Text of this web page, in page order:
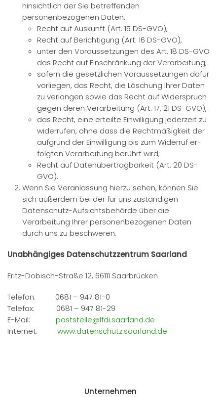
hinsichtlich der Sie betreffenden
personenbezogenen Daten:
Recht auf Auskunft (Art. 15 DS-GVO),
Recht auf Berichtigung (Art. 16 DS-GVO),
unter den Voraussetzungen des Art. 18 DS-GVO
das Recht auf Einschränkung der Verarbeitung,
sofern die gesetzlichen Voraussetzungen dafür
vorliegen, das Recht, die Löschung Ihrer Daten
zu verlangen sowie das Recht auf Widerspruch
gegen deren Verarbeitung (Art. 17, 21 DS-GVO),
das Recht, eine erteilte Einwilligung jederzeit zu
widerrufen, ohne dass die Rechtmäßigkeit der
aufgrund der Einwilligung bis zum Widerruf er-
folgten Verarbeitung berührt wird;
Recht auf Datenübertragbarkeit (Art. 20 DS-
GVO).
Wenn Sie Veranlassung hierzu sehen, können Sie
sich außerdem bei der für uns zuständigen
Datenschutz-Aufsichtsbehörde über die
Verarbeitung Ihrer personenbezogenen Daten
durch uns zu beschweren.
Unabhängiges Datenschutzzentrum Saarland
Fritz-Dobisch-Straße 12, 66111 Saarbrücken
Telefon: 0681 – 947 81-0
Telefax: 0681 – 947 81-29
E-Mail: poststelle@lfdi.saarland.de
Internet: www.datenschutz.saarland.de
Unternehmen